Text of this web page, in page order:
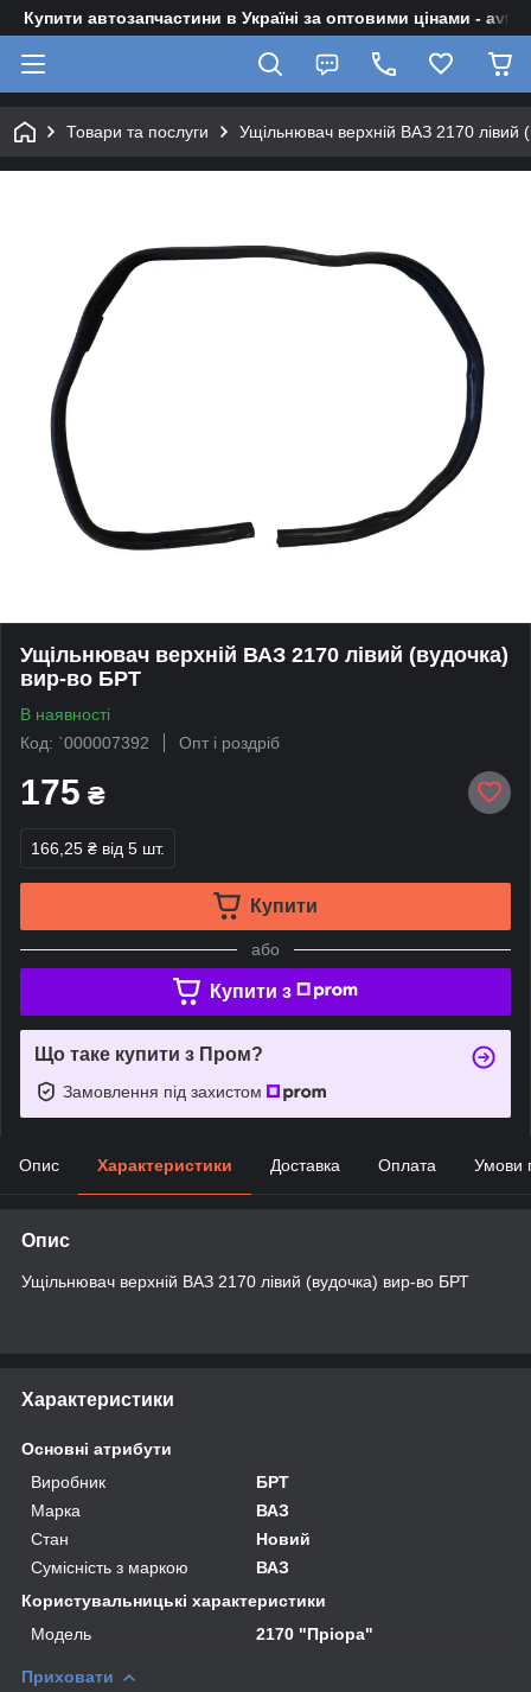
Купити автозапчастини в Україні за оптовими цінами -
Товари та послуги Ущільнювач верхній ВАЗ 2170 лівий
Ущільнювач верхній ВАЗ 2170 лівий (вудочка)
вир-во БРТ
В наявності
Код: `000007392
Опт і роздріб
175 ₴
166,25 ₴ від 5 шт.
Купити
або
Купити з
Що таке купити з Пром?
Замовлення під захистом
Опис Характеристики Доставка Оплата Умови
Опис
Ущільнювач верхній ВАЗ 2170 лівий (вудочка) вир-во БРТ
Характеристики
Основні атрибути
Виробник
БРТ
Марка
ВАЗ
Стан
Новий
Сумісність з маркою
ВАЗ
Користувальницькі характеристики
Мoдель
2170 "Пріора"
Приховати